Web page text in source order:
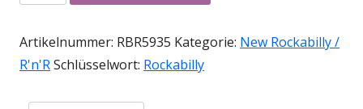
Artikelnummer: RBR5935 Kategorie: New Rockabilly /
R'n'RSchlüsselwort: Rockabilly